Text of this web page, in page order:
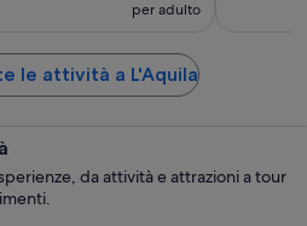
per adulto
le attività a L'Aquila
da attività e attrazioni a tour